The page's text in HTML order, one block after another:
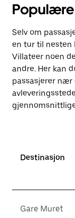
Populære
Selv om
en tur til nesten
Villateer noen
andre. Her kan
passasjerer nær
Destinasjon
Gare Muret